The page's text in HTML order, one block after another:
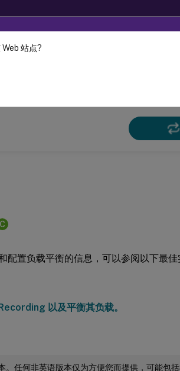
C
配置负载平衡的信息，可以参阅以下最佳
以及平衡其负载。
。任何非英语版本仅为方便您而提供，可能包
站点?